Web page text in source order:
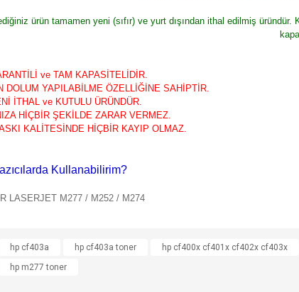
ürün tamamen yeni (sıfır) ve yurt dışından ithal edilmiş
ve TAM KAPASİTELİDİR.
DOLUM YAPILABİLME ÖZELLİĞİNE SAHİPTİR.
İTHAL ve KUTULU ÜRÜNDÜR.
HİÇBİR ŞEKİLDE ZARAR VERMEZ.
KALİTESİNDE HİÇBİR KAYIP OLMAZ.
Kullanabilirim?
LASERJET M277 / M252 / M274
önerileriniz için teşekkür ederiz.
hp cf403a hp cf403a toner hp cf400x cf401x cf402x cf403x
hp m277 toner